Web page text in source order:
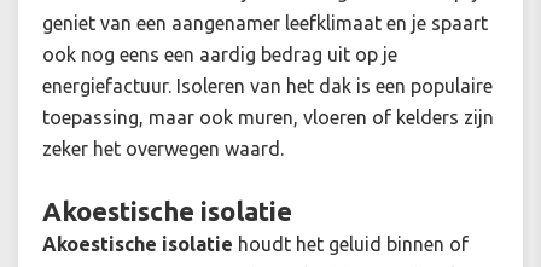
geniet van een aangenamer leefklimaat en je spaart
ook nog eens een aardig bedrag uit op je
energiefactuur. Isoleren van het dak is een populaire
toepassing, maar ook muren, vloeren of kelders zijn
zeker het overwegen waard.
Akoestische isolatie
Akoestische isolatie houdt het geluid binnen of